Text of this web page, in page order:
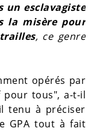
un esclavagiste
la misère pour
, ce genre
opérés par
pour tous", a-t-il
tenu à préciser
GPA tout à fait